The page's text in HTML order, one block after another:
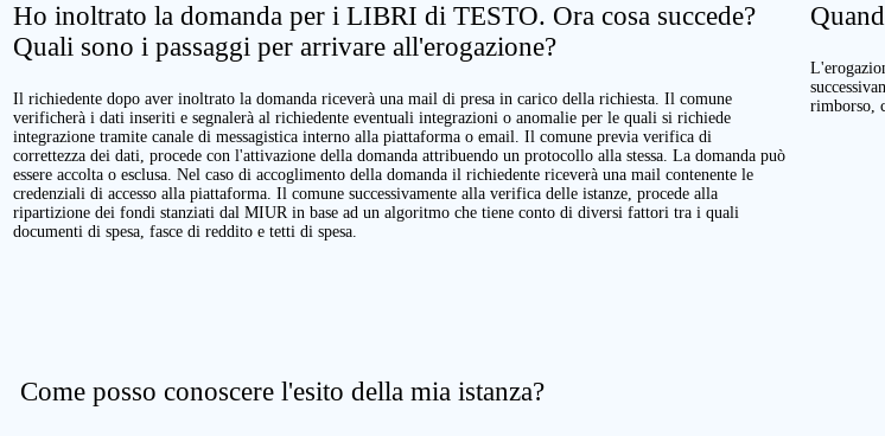
Ho inoltrato la domanda per i LIBRI di TESTO. Ora cosa succede?
Quali sono i passaggi per arrivare all'erogazione?
Il richiedente dopo aver inoltrato la domanda riceverà una mail di presa in carico della richiesta. Il comune
verificherà i dati inseriti e segnalerà al richiedente eventuali integrazioni o anomalie per le quali si richiede
integrazione tramite canale di messagistica interno alla piattaforma o email. Il comune previa verifica di
correttezza dei dati, procede con l'attivazione della domanda attribuendo un protocollo alla stessa. La domanda può
essere accolta o esclusa. Nel caso di accoglimento della domanda il richiedente riceverà una mail contenente le
credenziali di accesso alla piattaforma. Il comune successivamente alla verifica delle istanze, procede alla
ripartizione dei fondi stanziati dal MIUR in base ad un algoritmo che tiene conto di diversi fattori tra i quali
documenti di spesa, fasce di reddito e tetti di spesa.
rimborso,
Come posso conoscere l'esito della mia istanza?